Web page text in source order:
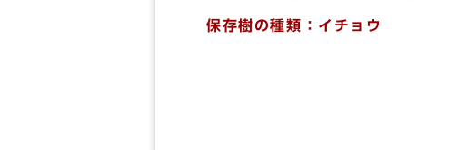
保存樹の種類：イチョウ